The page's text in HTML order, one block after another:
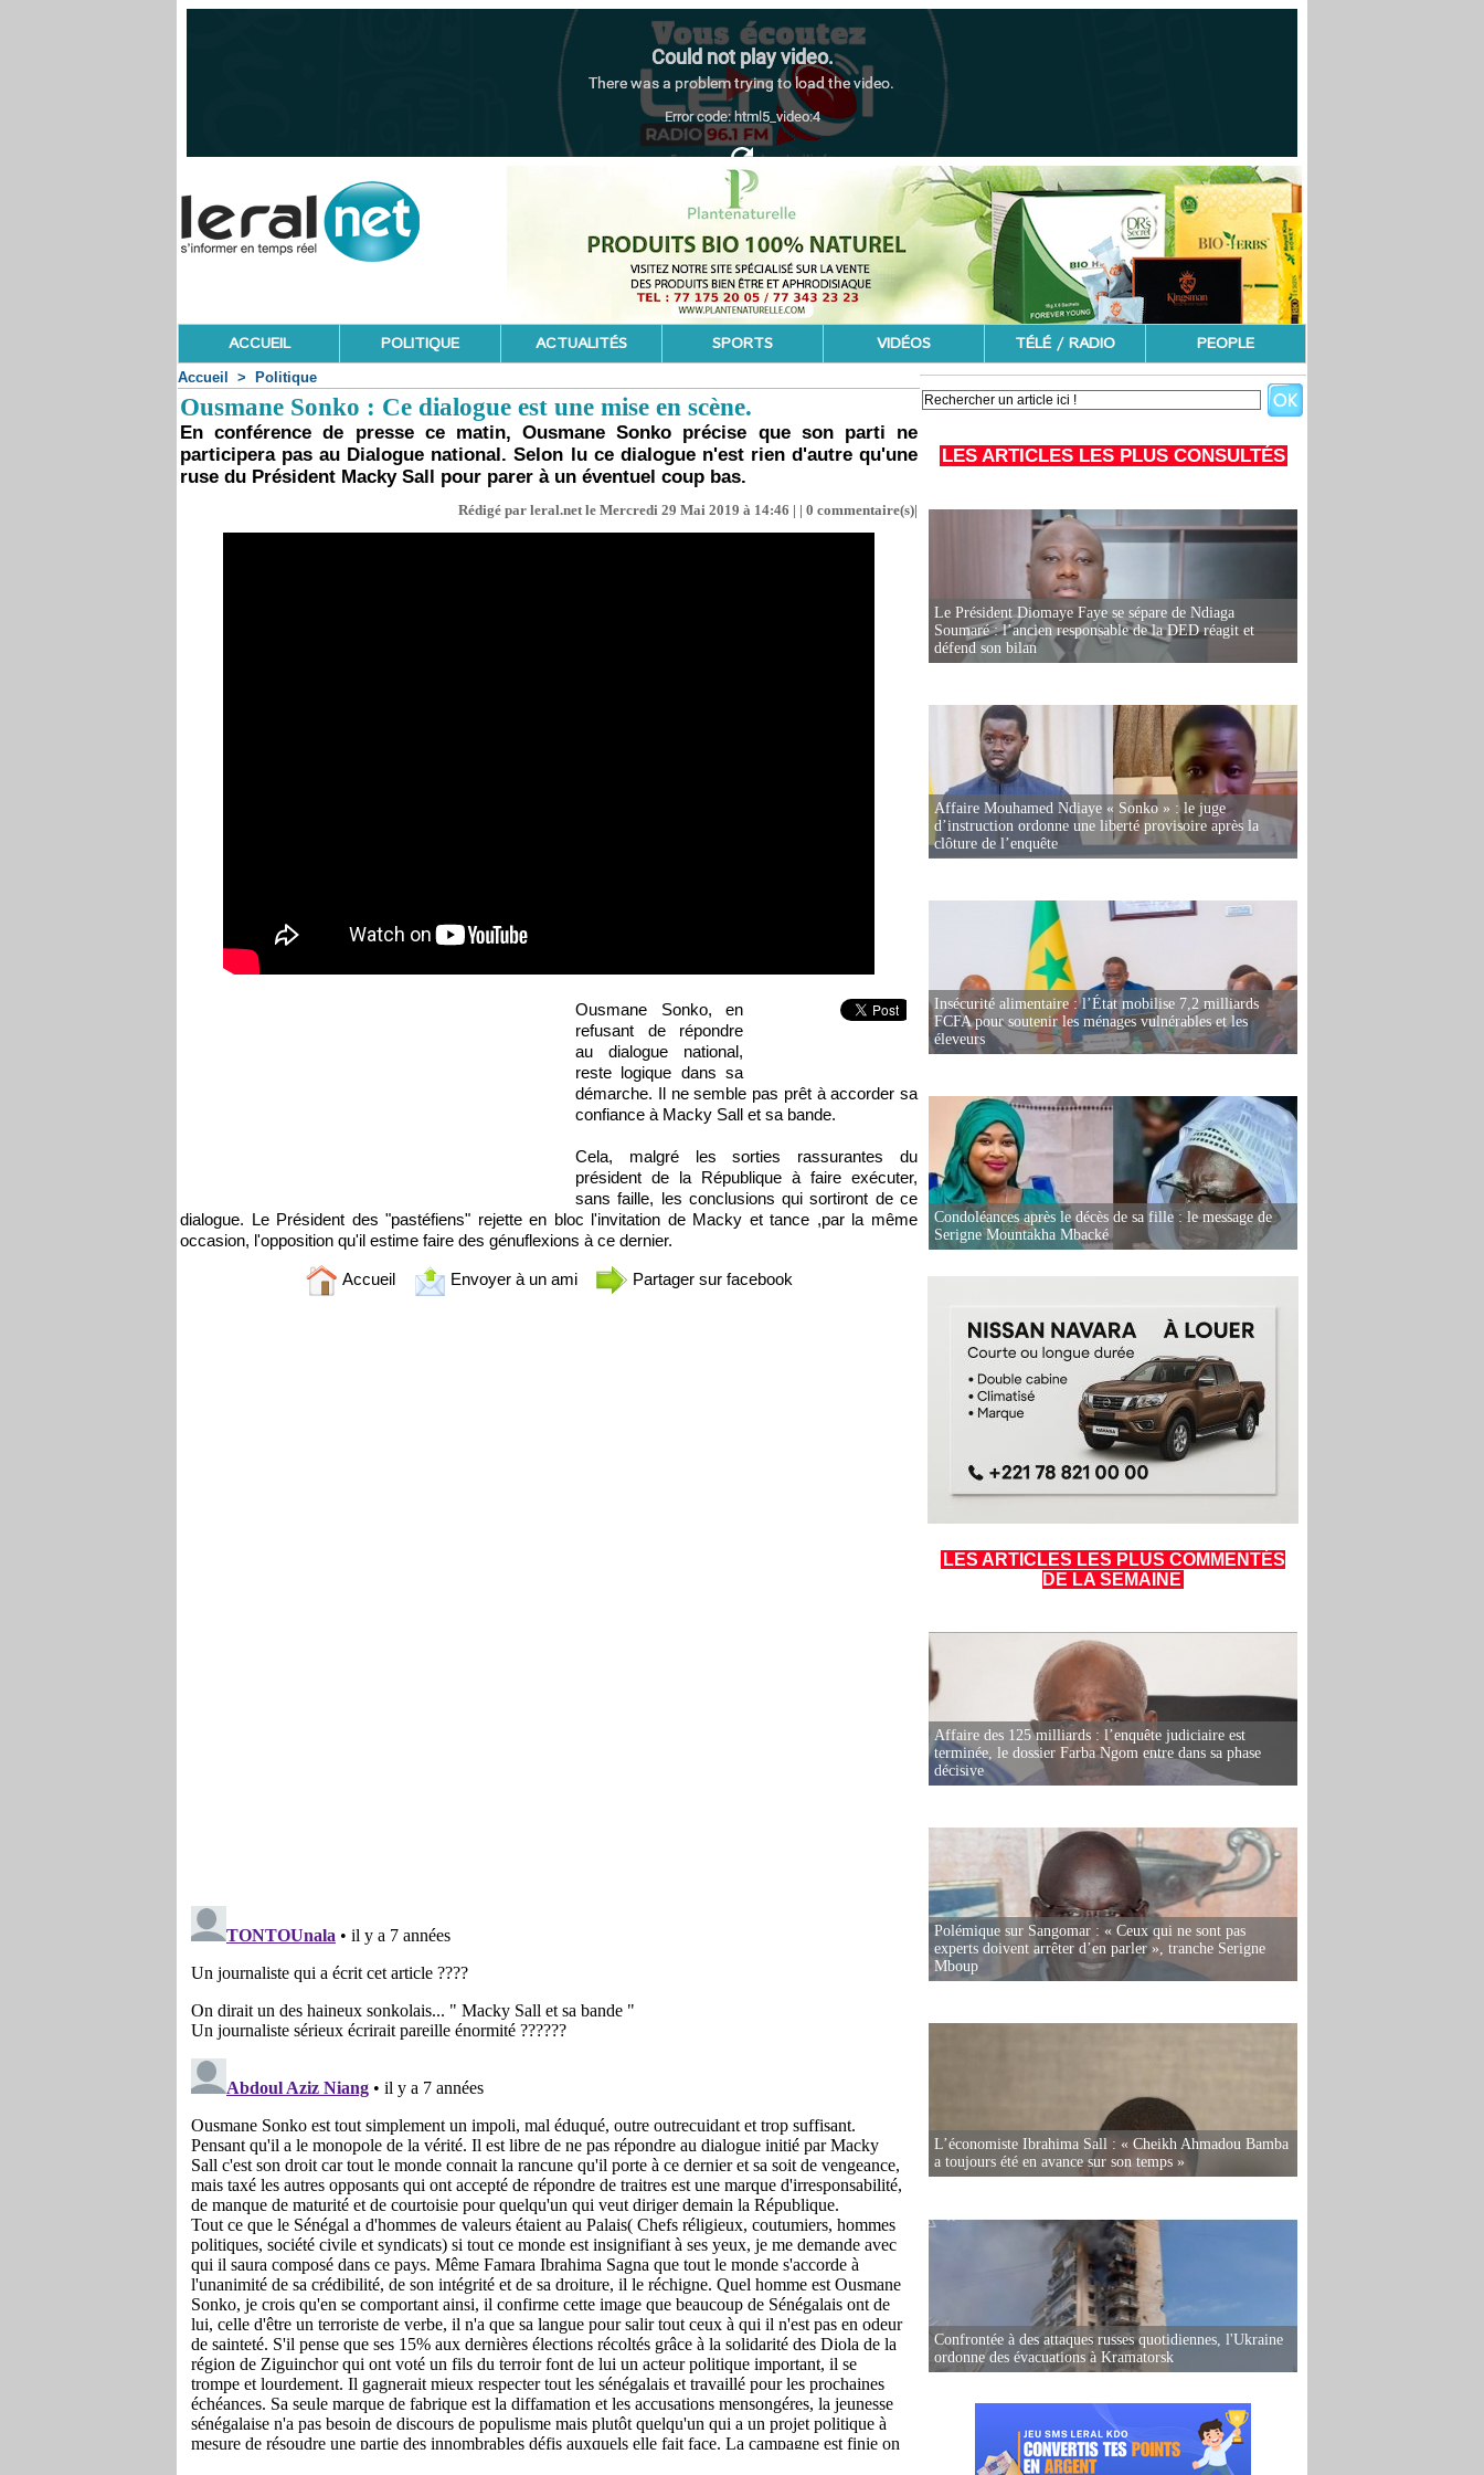
ACCUEIL POLITIQUE ACTUALITÉS SPORTS VIDÉOS TÉLÉ / RADIO PEOPLE
Accueil > Politique
Ousmane Sonko : Ce dialogue est une mise en scène.
En conférence de presse ce matin, Ousmane Sonko précise que son parti ne
participera pas au Dialogue national. Selon lu ce dialogue n'est rien d'autre qu'une
ruse du Président Macky Sall pour parer à un éventuel coup bas.
Rédigé par leral.net le Mercredi 29 Mai 2019 à 14:46 | | 0 commentaire(s)|
Ousmane Sonko, en
refusant de répondre
au dialogue national,
reste logique dans sa
démarche. Il ne semble pas prêt à accorder sa
confiance à Macky Sall et sa bande.
Cela, malgré les sorties rassurantes du
président de la République à faire exécuter,
sans faille, les conclusions qui sortiront de ce
dialogue. Le Président des "pastéfiens" rejette en bloc l'invitation de Macky et tance ,par la même
occasion, l'opposition qu'il estime faire des génuflexions à ce dernier.
Accueil Envoyer à un ami Partager sur facebook
LES ARTICLES LES PLUS CONSULTÉS
Le Président Diomaye Faye se sépare de Ndiaga
Soumaré : l’ancien responsable de la DED réagit et
défend son bilan
Affaire Mouhamed Ndiaye « Sonko » : le juge
d’instruction ordonne une liberté provisoire après la
clôture de l’enquête
Insécurité alimentaire : l’État mobilise 7,2 milliards
FCFA pour soutenir les ménages vulnérables et les
éleveurs
Condoléances après le décès de sa fille : le message de
Serigne Mountakha Mbacké
LES ARTICLES LES PLUS COMMENTÉS
DE LA SEMAINE
Affaire des 125 milliards : l’enquête judiciaire est
terminée, le dossier Farba Ngom entre dans sa phase
décisive
Polémique sur Sangomar : « Ceux qui ne sont pas
experts doivent arrêter d’en parler », tranche Serigne
Mboup
L’économiste Ibrahima Sall : « Cheikh Ahmadou Bamba
a toujours été en avance sur son temps »
Confrontée à des attaques russes quotidiennes, l'Ukraine
ordonne des évacuations à Kramatorsk